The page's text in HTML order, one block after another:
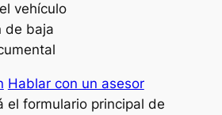
vehículo
de baja
Hablar con un asesor
el formulario principal de